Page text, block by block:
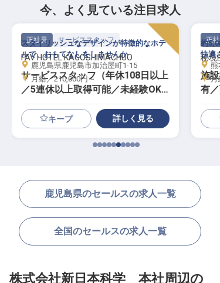
今、よく見ている注目求人
正社員 サービススタッフ
FAV HOTEL KAGOSHIMACHUO
サービススタッフ（年休108日以上
／5連休以上取得可能／未経験OK
）
スタイリッシュなデザインが特徴的なホテ
ルで、おもてなしをしませんか
鹿児島県鹿児島市加治屋町1-15
月給／210,000円～
キープ 詳しく見る
正社
秘境
施
有
日休
約
快適
熊
月
鹿児島県のセールスの求人一覧
全国のセールスの求人一覧
株式会社新日本科学 本社周辺の